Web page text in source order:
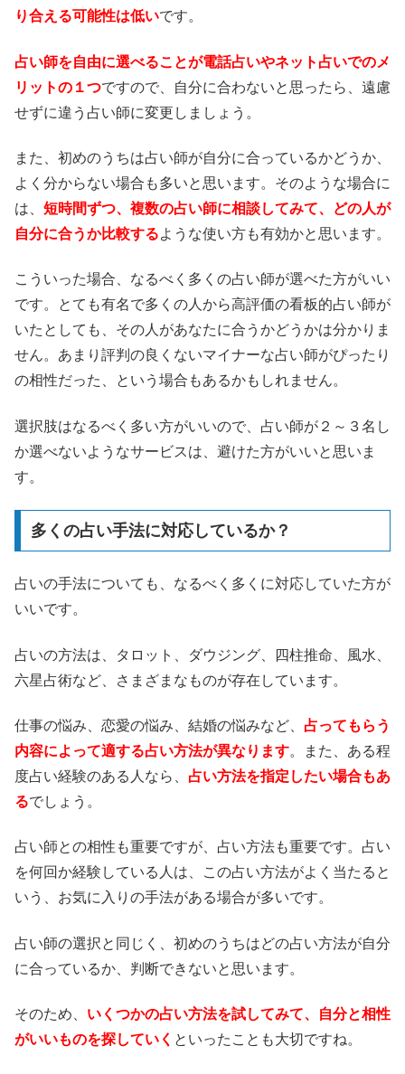
り合える可能性は低いです。
占い師を自由に選べることが電話占いやネット占いでのメ
リットの１つですので、自分に合わないと思ったら、遠慮
せずに違う占い師に変更しましょう。
また、初めのうちは占い師が自分に合っているかどうか、
よく分からない場合も多いと思います。そのような場合に
は、 短時間ずつ、複数の占い師に相談してみて、どの人が
自分に合うか比較するような使い方も有効かと思います。
こういった場合、なるべく多くの占い師が選べた方がいい
です。とても有名で多くの人から高評価の看板的占い師が
いたとしても、その人があなたに合うかどうかは分かりま
せん。あまり評判の良くないマイナーな占い師がぴったり
の相性だった、という場合もあるかもしれません。
選択肢はなるべく多い方がいいので、占い師が２～３名し
か選べないようなサービスは、避けた方がいいと思いま
す。
多くの占い手法に対応しているか？
占いの手法についても、なるべく多くに対応していた方が
いいです。
占いの方法は、タロット、ダウジング、四柱推命、風水、
六星占術など、さまざまなものが存在しています。
仕事の悩み、恋愛の悩み、結婚の悩みなど、 占ってもらう
内容によって適する占い方法が異なります。また、ある程
度占い経験のある人なら、 占い方法を指定したい場合もあ
るでしょう。
占い師との相性も重要ですが、占い方法も重要です。占い
を何回か経験している人は、この占い方法がよく当たると
いう、お気に入りの手法がある場合が多いです。
占い師の選択と同じく、初めのうちはどの占い方法が自分
に合っているか、判断できないと思います。
そのため、 いくつかの占い方法を試してみて、自分と相性
がいいものを探していく といったことも大切ですね。